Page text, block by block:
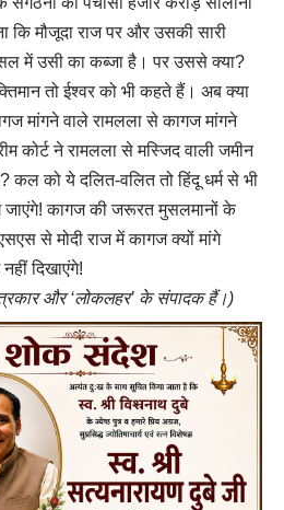
कि मौजूदा राज पर और उसकी सारी
में उसी का कब्जा है। पर उससे क्या?
तो ईश्वर को भी कहते हैं। अब क्या
मांगने वाले रामलला से कागज मांगने
कोर्ट ने रामलला से मस्जिद वाली जमीन
कल को ये दलित-वलित तो हिंदू धर्म से भी
जाएंगे! कागज की जरूरत मुसलमानों के
से मोदी राज में कागज क्यों मांगे
दिखाएंगे!
और ‘लोकलहर’ के संपादक हैं।)